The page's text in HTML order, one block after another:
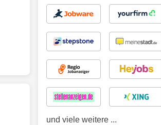
und viele weitere ...